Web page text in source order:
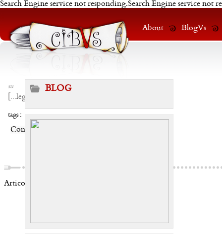
Search Engine service not responding.Search Engine service not
About BlogVs
su
...leggi
tags :
Condividi:
Articoli correlati:
BLOG